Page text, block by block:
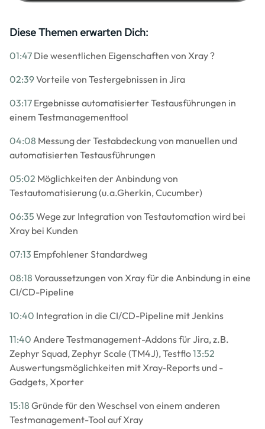
Diese Themen erwarten Dich:
01:47 Die wesentlichen Eigenschaften von Xray ?
02:39Vorteile von Testergebnissen in Jira
03:17 Ergebnisse automatisierter Testausführungen in
einem Testmanagementtool
04:08 Messung der Testabdeckung von manuellen und
automatisierten Testausführungen
05:02 Möglichkeiten der Anbindung von
Testautomatisierung (u.a.Gherkin, Cucumber)
06:35 Wege zur Integration von Testautomation wird bei
Xray bei Kunden
07:13 Empfohlener Standardweg
08:18 Voraussetzungen von Xray für die Anbindung in eine
CI/CD-Pipeline
10:40 Integration in die CI/CD-Pipeline mit Jenkins
11:40 Andere Testmanagement-Addons für Jira, z.B.
Zephyr Squad, Zephyr Scale (TM4J), Testflo13:52
Auswertungsmöglichkeiten mit Xray-Reports und -
Gadgets, Xporter
15:18 Gründe für den Weschsel von einem anderen
Testmanagement-Tool auf Xray